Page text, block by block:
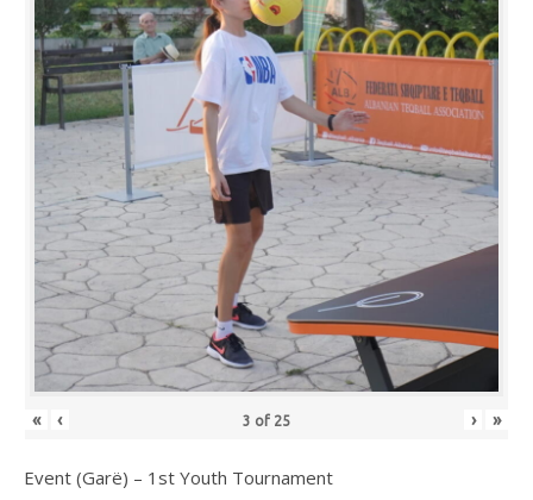
« ‹ 3 of 25 › »
Event (Garë) – 1st Youth Tournament